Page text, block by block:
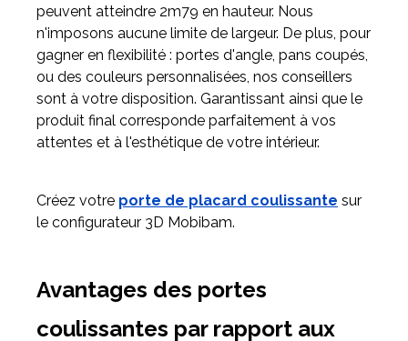
peuvent atteindre 2m79 en hauteur. Nous
n'imposons aucune limite de largeur. De plus, pour
gagner en flexibilité : portes d'angle, pans coupés,
ou des couleurs personnalisées, nos conseillers
sont à votre disposition. Garantissant ainsi que le
produit final corresponde parfaitement à vos
attentes et à l'esthétique de votre intérieur.
Créez votre porte de placard coulissante sur
le configurateur 3D Mobibam.
Avantages des portes
coulissantes par rapport aux